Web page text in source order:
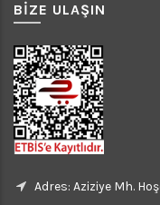
BİZE ULAŞIN
Adres: Aziziye Mh.